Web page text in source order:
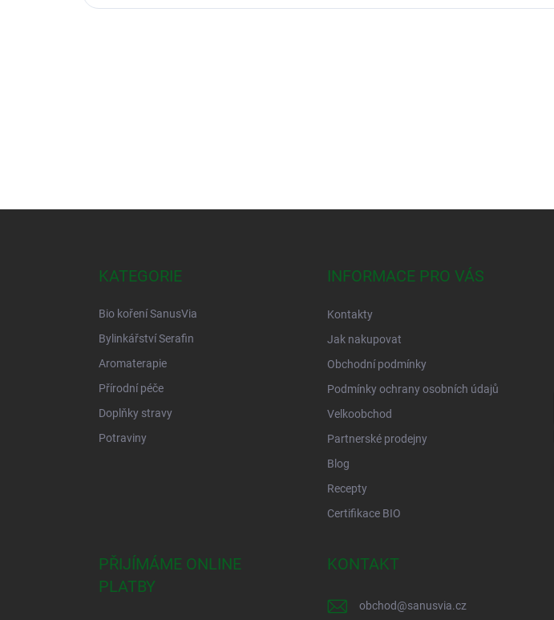
KATEGORIE
Bio koření SanusVia
Bylinkářství Serafin
Aromaterapie
Přírodní péče
Doplňky stravy
Potraviny
INFORMACE PRO VÁS
Kontakty
Jak nakupovat
Obchodní podmínky
Podmínky ochrany osobních údajů
Velkoobchod
Partnerské prodejny
Blog
Recepty
Certifikace BIO
PŘIJÍMÁME ONLINE
PLATBY
KONTAKT
obchod@sanusvia.cz